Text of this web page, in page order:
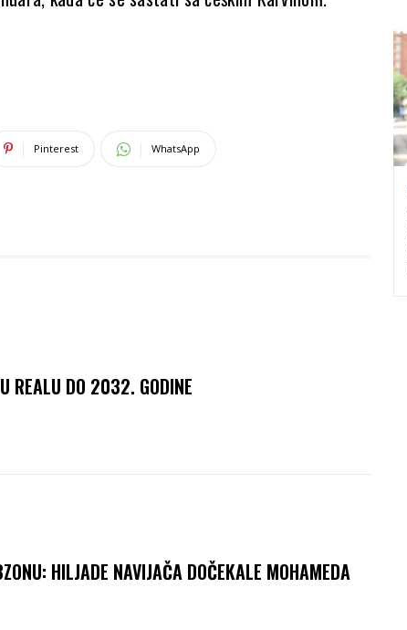
Pinterest WhatsApp
REALU DO 2032. GODINE
HILJADE NAVIJAČA DOČEKALE MOHAMEDA